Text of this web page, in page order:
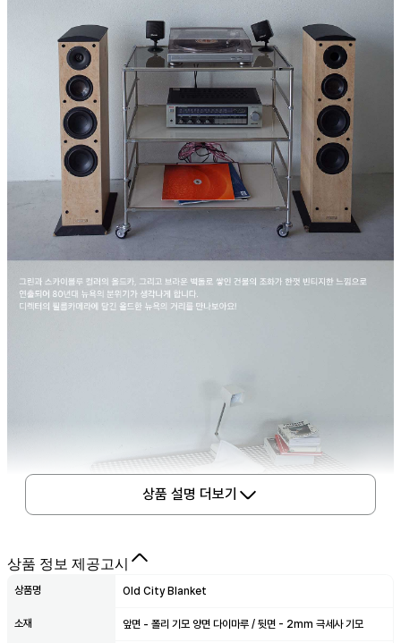
상품 설명 더보기
상품 정보 제공고시
상품명 Old City Blanket
소재 앞면 - 폴리 기모 양면 다이마루 / 뒷면 - 2mm 극세사 기모